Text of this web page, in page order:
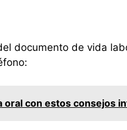
documento de vida
con estos consejos